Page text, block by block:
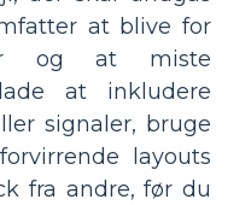
at blive for
og at miste
at inkludere
signaler, bruge
layouts
fra andre, før du